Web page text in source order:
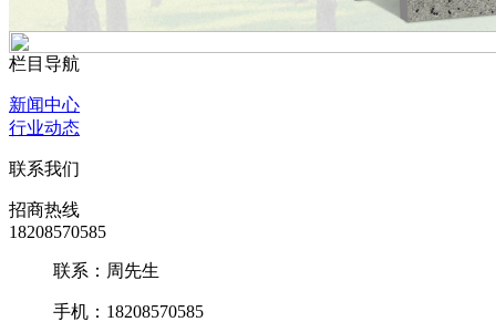
栏目导航
新闻中心
行业动态
联系我们
招商热线
18208570585
联系：周先生
手机：18208570585